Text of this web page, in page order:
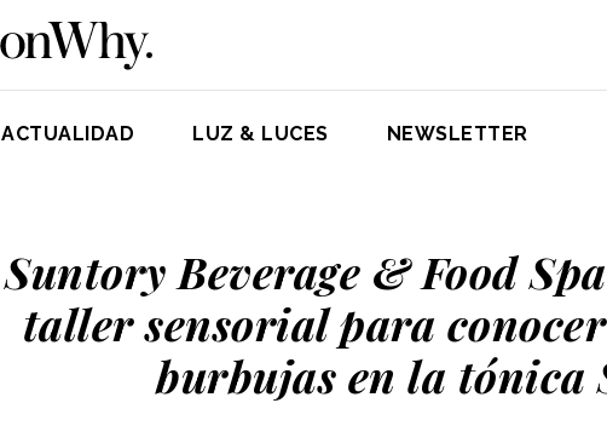
ACTUALIDAD LUZ & LUCES NEWSLETTER
Suntory Beverage & Food
taller sensorial para
burbujas en la tónica